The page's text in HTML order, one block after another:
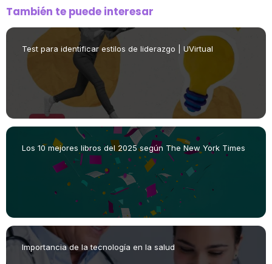
También te puede interesar
Test para identificar estilos de liderazgo | UVirtual
Los 10 mejores libros del 2025 según The New York Times
Importancia de la tecnología en la salud